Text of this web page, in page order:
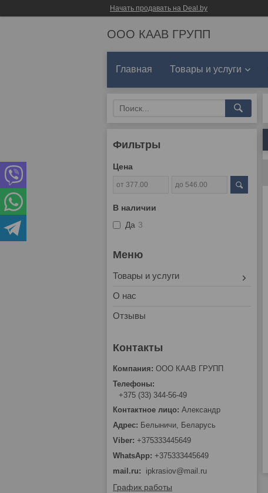
Начать продавать на Deal.by
ООО КААВ ГРУПП
Главная Товары и услуги
Фильтры
Цена
В наличии
Да 3
Товары и услуги
О нас
Отзывы
ООО КААВ ГРУПП
+375 (33) 344-56-49
Александр
Белыничи, Беларусь
+375333445649
+375333445649
mail.ru
ipkrasiov@mail.ru
График работы